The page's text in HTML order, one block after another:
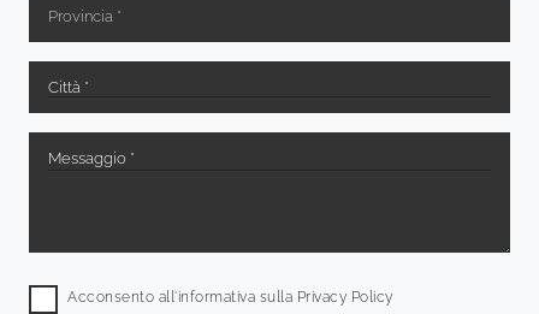
Acconsento all'informativa sulla Privacy Policy